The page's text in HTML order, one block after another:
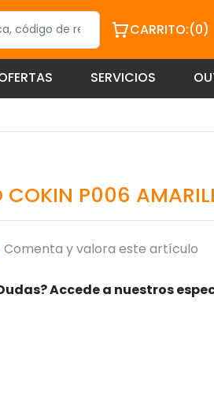
CARRITO:(0)
SERVICIOS
COKIN P006
Comenta y valora este artículo
Accede a nuestros